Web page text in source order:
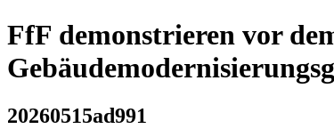
FfF demonstrieren vor
20260515ad991